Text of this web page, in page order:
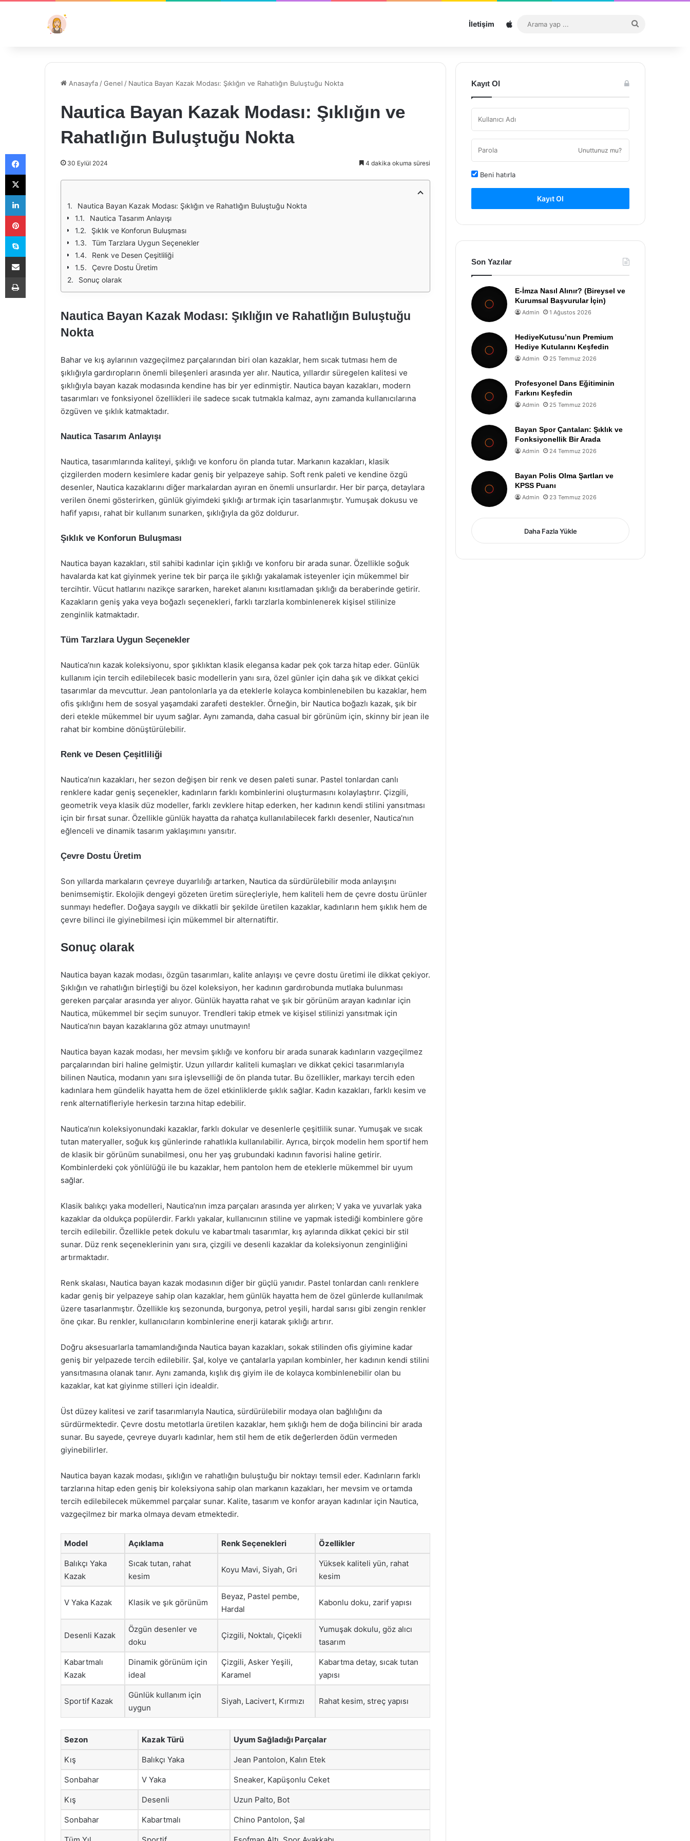
İletişim Sitemap
...
Anasayfa /Genel / Nautica Bayan Kazak Modası: Şıklığın ve Rahatlığın Buluştuğu Nokta
Nautica Bayan Kazak Modası: Şıklığın ve
Rahatlığın Buluştuğu Nokta
30 Eylül 2024 4 dakika okuma süresi
Nautica Bayan Kazak Modası: Şıklığın ve Rahatlığın Buluştuğu Nokta
Nautica Tasarım Anlayışı
Şıklık ve Konforun Buluşması
Tüm Tarzlara Uygun Seçenekler
Renk ve Desen Çeşitliliği
Çevre Dostu Üretim
Sonuç olarak
Nautica Bayan Kazak Modası: Şıklığın ve Rahatlığın Buluştuğu
Nokta
Bahar ve kış aylarının vazgeçilmez parçalarından biri olan kazaklar, hem sıcak tutması hem de
şıklığıyla gardıropların önemli bileşenleri arasında yer alır. Nautica, yıllardır süregelen kalitesi ve
şıklığıyla bayan kazak modasında kendine has bir yer edinmiştir. Nautica bayan kazakları, modern
tasarımları ve fonksiyonel özellikleri ile sadece sıcak tutmakla kalmaz, aynı zamanda kullanıcılarına
özgüven ve şıklık katmaktadır.
Nautica Tasarım Anlayışı
Nautica, tasarımlarında kaliteyi, şıklığı ve konforu ön planda tutar. Markanın kazakları, klasik
çizgilerden modern kesimlere kadar geniş bir yelpazeye sahip. Soft renk paleti ve kendine özgü
desenler, Nautica kazaklarını diğer markalardan ayıran en önemli unsurlardır. Her bir parça, detaylara
verilen önemi gösterirken, günlük giyimdeki şıklığı artırmak için tasarlanmıştır. Yumuşak dokusu ve
hafif yapısı, rahat bir kullanım sunarken, şıklığıyla da göz doldurur.
Şıklık ve Konforun Buluşması
Nautica bayan kazakları, stil sahibi kadınlar için şıklığı ve konforu bir arada sunar. Özellikle soğuk
havalarda kat kat giyinmek yerine tek bir parça ile şıklığı yakalamak isteyenler için mükemmel bir
tercihtir. Vücut hatlarını nazikçe sararken, hareket alanını kısıtlamadan şıklığı da beraberinde getirir.
Kazakların geniş yaka veya boğazlı seçenekleri, farklı tarzlarla kombinlenerek kişisel stilinize
zenginlik katmaktadır.
Tüm Tarzlara Uygun Seçenekler
Nautica’nın kazak koleksiyonu, spor şıklıktan klasik elegansa kadar pek çok tarza hitap eder. Günlük
kullanım için tercih edilebilecek basic modellerin yanı sıra, özel günler için daha şık ve dikkat çekici
tasarımlar da mevcuttur. Jean pantolonlarla ya da eteklerle kolayca kombinlenebilen bu kazaklar, hem
ofis şıklığını hem de sosyal yaşamdaki zarafeti destekler. Örneğin, bir Nautica boğazlı kazak, şık bir
deri etekle mükemmel bir uyum sağlar. Aynı zamanda, daha casual bir görünüm için, skinny bir jean ile
rahat bir kombine dönüştürülebilir.
Renk ve Desen Çeşitliliği
Nautica’nın kazakları, her sezon değişen bir renk ve desen paleti sunar. Pastel tonlardan canlı
renklere kadar geniş seçenekler, kadınların farklı kombinlerini oluşturmasını kolaylaştırır. Çizgili,
geometrik veya klasik düz modeller, farklı zevklere hitap ederken, her kadının kendi stilini yansıtması
için bir fırsat sunar. Özellikle günlük hayatta da rahatça kullanılabilecek farklı desenler, Nautica’nın
eğlenceli ve dinamik tasarım yaklaşımını yansıtır.
Çevre Dostu Üretim
Son yıllarda markaların çevreye duyarlılığı artarken, Nautica da sürdürülebilir moda anlayışını
benimsemiştir. Ekolojik dengeyi gözeten üretim süreçleriyle, hem kaliteli hem de çevre dostu ürünler
sunmayı hedefler. Doğaya saygılı ve dikkatli bir şekilde üretilen kazaklar, kadınların hem şıklık hem de
çevre bilinci ile giyinebilmesi için mükemmel bir alternatiftir.
Sonuç olarak
Nautica bayan kazak modası, özgün tasarımları, kalite anlayışı ve çevre dostu üretimi ile dikkat çekiyor.
Şıklığın ve rahatlığın birleştiği bu özel koleksiyon, her kadının gardırobunda mutlaka bulunması
gereken parçalar arasında yer alıyor. Günlük hayatta rahat ve şık bir görünüm arayan kadınlar için
Nautica, mükemmel bir seçim sunuyor. Trendleri takip etmek ve kişisel stilinizi yansıtmak için
Nautica’nın bayan kazaklarına göz atmayı unutmayın!
Nautica bayan kazak modası, her mevsim şıklığı ve konforu bir arada sunarak kadınların vazgeçilmez
parçalarından biri haline gelmiştir. Uzun yıllardır kaliteli kumaşları ve dikkat çekici tasarımlarıyla
bilinen Nautica, modanın yanı sıra işlevselliği de ön planda tutar. Bu özellikler, markayı tercih eden
kadınlara hem gündelik hayatta hem de özel etkinliklerde şıklık sağlar. Kadın kazakları, farklı kesim ve
renk alternatifleriyle herkesin tarzına hitap edebilir.
Nautica’nın koleksiyonundaki kazaklar, farklı dokular ve desenlerle çeşitlilik sunar. Yumuşak ve sıcak
tutan materyaller, soğuk kış günlerinde rahatlıkla kullanılabilir. Ayrıca, birçok modelin hem sportif hem
de klasik bir görünüm sunabilmesi, onu her yaş grubundaki kadının favorisi haline getirir.
Kombinlerdeki çok yönlülüğü ile bu kazaklar, hem pantolon hem de eteklerle mükemmel bir uyum
sağlar.
Klasik balıkçı yaka modelleri, Nautica’nın imza parçaları arasında yer alırken; V yaka ve yuvarlak yaka
kazaklar da oldukça popülerdir. Farklı yakalar, kullanıcının stiline ve yapmak istediği kombinlere göre
tercih edilebilir. Özellikle petek dokulu ve kabartmalı tasarımlar, kış aylarında dikkat çekici bir stil
sunar. Düz renk seçeneklerinin yanı sıra, çizgili ve desenli kazaklar da koleksiyonun zenginliğini
artırmaktadır.
Renk skalası, Nautica bayan kazak modasının diğer bir güçlü yanıdır. Pastel tonlardan canlı renklere
kadar geniş bir yelpazeye sahip olan kazaklar, hem günlük hayatta hem de özel günlerde kullanılmak
üzere tasarlanmıştır. Özellikle kış sezonunda, burgonya, petrol yeşili, hardal sarısı gibi zengin renkler
öne çıkar. Bu renkler, kullanıcıların kombinlerine enerji katarak şıklığı artırır.
Doğru aksesuarlarla tamamlandığında Nautica bayan kazakları, sokak stilinden ofis giyimine kadar
geniş bir yelpazede tercih edilebilir. Şal, kolye ve çantalarla yapılan kombinler, her kadının kendi stilini
yansıtmasına olanak tanır. Aynı zamanda, kışlık dış giyim ile de kolayca kombinlenebilir olan bu
kazaklar, kat kat giyinme stilleri için idealdir.
Üst düzey kalitesi ve zarif tasarımlarıyla Nautica, sürdürülebilir modaya olan bağlılığını da
sürdürmektedir. Çevre dostu metotlarla üretilen kazaklar, hem şıklığı hem de doğa bilincini bir arada
sunar. Bu sayede, çevreye duyarlı kadınlar, hem stil hem de etik değerlerden ödün vermeden
giyinebilirler.
Nautica bayan kazak modası, şıklığın ve rahatlığın buluştuğu bir noktayı temsil eder. Kadınların farklı
tarzlarına hitap eden geniş bir koleksiyona sahip olan markanın kazakları, her mevsim ve ortamda
tercih edilebilecek mükemmel parçalar sunar. Kalite, tasarım ve konfor arayan kadınlar için Nautica,
vazgeçilmez bir marka olmaya devam etmektedir.
Model Açıklama Renk Seçenekleri Özellikler
Balıkçı Yaka
Kazak
Sıcak tutan, rahat
kesim
Koyu Mavi, Siyah, Gri
Yüksek kaliteli yün, rahat
kesim
V Yaka Kazak Klasik ve şık görünüm
Beyaz, Pastel pembe,
Hardal
Kabonlu doku, zarif yapısı
Desenli Kazak
Özgün desenler ve
doku
Çizgili, Noktalı, Çiçekli
Yumuşak dokulu, göz alıcı
tasarım
Kabartmalı
Kazak
Dinamik görünüm için
ideal
Çizgili, Asker Yeşili,
Karamel
Kabartma detay, sıcak tutan
yapısı
Sportif Kazak
Günlük kullanım için
uygun
Siyah, Lacivert, Kırmızı Rahat kesim, streç yapısı
Sezon Kazak Türü Uyum Sağladığı Parçalar
Kış Balıkçı Yaka Jean Pantolon, Kalın Etek
Sonbahar V Yaka Sneaker, Kapüşonlu Ceket
Kış Desenli Uzun Palto, Bot
Sonbahar Kabartmalı Chino Pantolon, Şal
Kayıt Ol
Unuttunuz mu?
Beni hatırla
Kayıt Ol
Son Yazılar
E-İmza Nasıl Alınır? (Bireysel ve
Kurumsal Başvurular İçin)
Admin 1 Ağustos 2026
HediyeKutusu’nun Premium
Hediye Kutularını Keşfedin
Admin 25 Temmuz 2026
Profesyonel Dans Eğitiminin
Farkını Keşfedin
Admin 25 Temmuz 2026
Bayan Spor Çantaları: Şıklık ve
Fonksiyonellik Bir Arada
Admin 24 Temmuz 2026
Bayan Polis Olma Şartları ve
KPSS Puanı
Admin 23 Temmuz 2026
Daha Fazla Yükle
Facebook
X
LinkedIn
Pinterest
Skype
E-Posta ile paylaş